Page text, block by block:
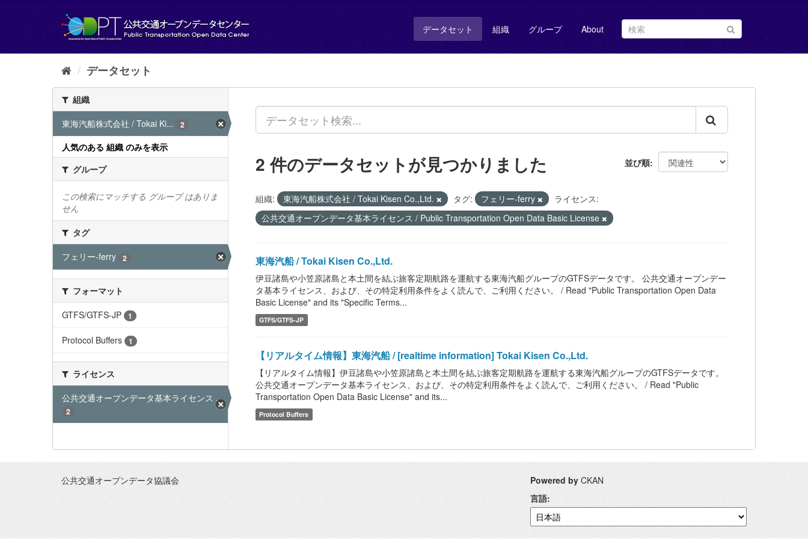
し
データセット 組織 グループ About
データセット
組織
東海汽船株式会社 / Tokai Ki...
2
人気のある 組織 のみを表示
グループ
この検索にマッチする グループ はありま
せん
タグ
フェリー-ferry
2
フォーマット
GTFS/GTFS-JP
1
Protocol Buffers 1
ライセンス
公共交通オープンデータ基本ライセンス ...
2
並び順
2 件のデータセットが見つかりました
組織: 東海汽船株式会社 / Tokai Kisen Co.,Ltd. タグ: フェリー-ferry
ライセンス:
公共交通オープンデータ基本ライセンス / Public Transportation Open Data Basic License
東海汽船 / Tokai Kisen Co.,Ltd.
伊豆諸島や小笠原諸島と本土間を結ぶ旅客定期航路を運航する東海汽船グループのGTFSデータです。 公共交通オープンデー
タ基本ライセンス、および、その特定利用条件をよく読んで、ご利用ください。 / Read "Public Transportation Open Data
Basic License" and its "Specific Terms...
GTFS/GTFS-JP
【リアルタイム情報】東海汽船 / [realtime information] Tokai Kisen Co.,Ltd.
【リアルタイム情報】伊豆諸島や小笠原諸島と本土間を結ぶ旅客定期航路を運航する東海汽船グループのGTFSデータです。
公共交通オープンデータ基本ライセンス、および、その特定利用条件をよく読んで、ご利用ください。 / Read "Public
Transportation Open Data Basic License" and its...
Protocol Buffers
公共交通オープンデータ協議会 Powered by CKAN
言語